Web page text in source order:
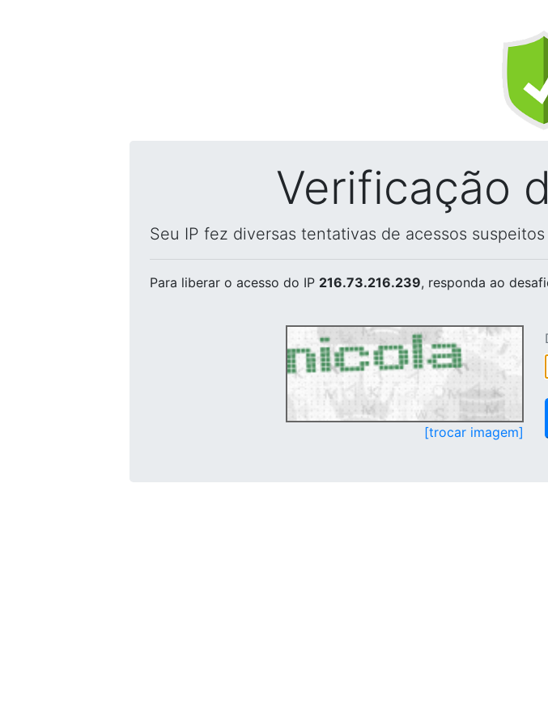
Verificação
Seu IP fez diversas tentativas de acessos
Para liberar o acesso do IP 216.73.216.239, responda ao
[trocar imagem]